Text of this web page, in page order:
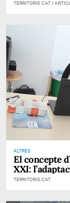
TERRITORIS.CAT /
ALTRES
El concepte
XXI:
TERRITORIS.CAT